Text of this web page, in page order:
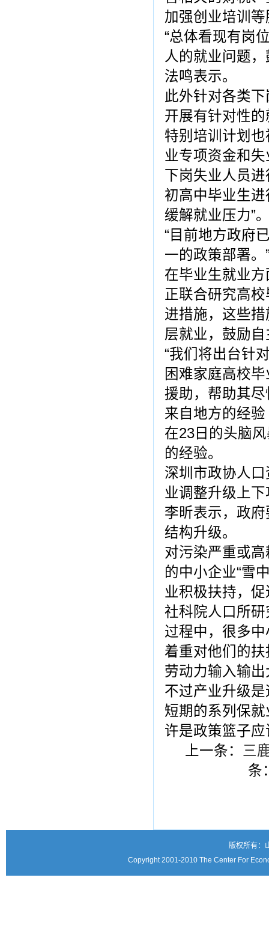
加强创业培训
“总体看现有岗
人的就业问题
法鸣表示。
此外针对各类
开展有针对性
特别培训计划
业专项资金和
下岗失业人员
初高中毕业生
缓解就业压力”
“目前地方政府
一的政策部署
在毕业生就业
正联合研究高
进措施，这些
层就业，鼓励
“我们将出台针
困难家庭高校
援助，帮助其尽
来自地方的经验
在23日的头脑
的经验。
深圳市政协人
业调整升级上
李昕表示，政
结构升级。
对污染严重或
的中小企业“雪
业积极扶持，
社科院人口所
过程中，很多
着重对他们的
劳动力输入输
不过产业升级
短期的系列保
许是政策篮子
上一条： 三
条
版权所有：
Copyright 2001-2010 The Center For